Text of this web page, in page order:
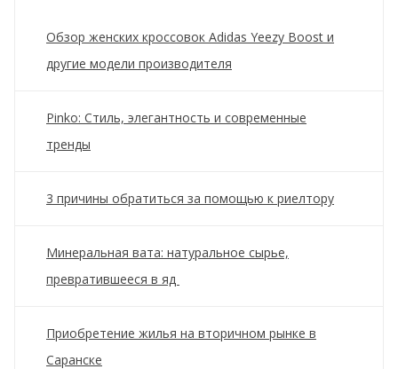
Обзор женских кроссовок Adidas Yeezy Boost и
другие модели производителя
Pinko: Стиль, элегантность и современные
тренды
3 причины обратиться за помощью к риелтору
Минеральная вата: натуральное сырье,
превратившееся в яд
Приобретение жилья на вторичном рынке в
Саранске